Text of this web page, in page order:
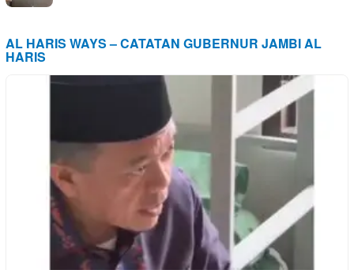
AL HARIS WAYS – CATATAN GUBERNUR JAMBI AL
HARIS